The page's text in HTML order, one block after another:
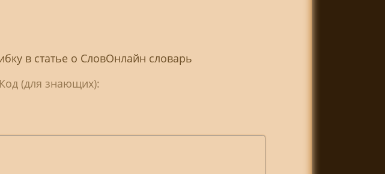
в статье о СловОнлайн словарь
Код (для знающих):